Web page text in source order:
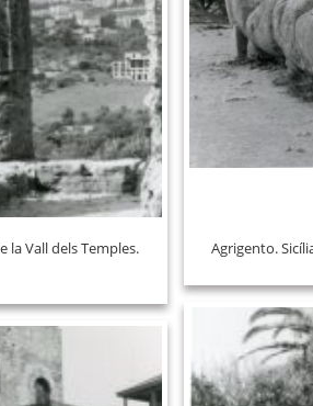
la Vall dels Temples.
Agrigento.